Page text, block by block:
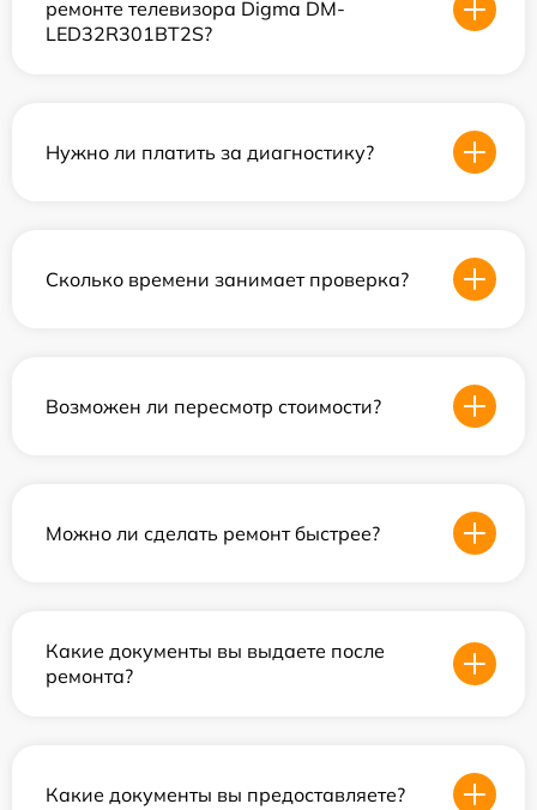
ремонте телевизора Digma DM-
LED32R301BT2S?
Нужно ли платить за диагностику?
Сколько времени занимает проверка?
Возможен ли пересмотр стоимости?
Можно ли сделать ремонт быстрее?
Какие документы вы выдаете после
ремонта?
Какие документы вы предоставляете?